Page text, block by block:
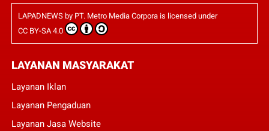
LAPADNEWSby PT. Metro Media Corporais licensed under
CC BY-SA 4.0
LAYANAN MASYARAKAT
Layanan Iklan
Layanan Pengaduan
Layanan Jasa Website